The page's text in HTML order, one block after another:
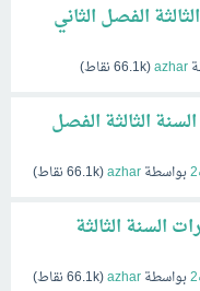
الفصل الثاني
azhar
(
66.1kنقاط)
الثالثة الفصل
بواسطةazhar
(
66.1kنقاط)
السنة الثالثة
بواسطةazhar
(
66.1kنقاط)